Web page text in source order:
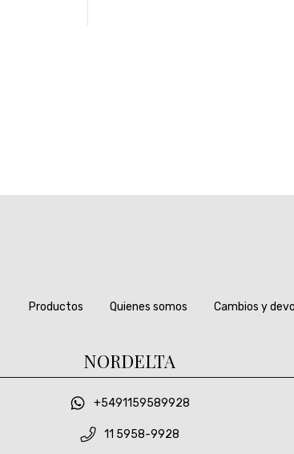
Productos Quienes somos Cambios y
NORDELTA
+5491159589928
11 5958-9928